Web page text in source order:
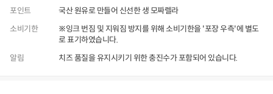
포인트
국산 원유로 만들어 신선한 생 모짜렐라
소비기한
※잉크 번짐 및 지워짐 방지를 위해 소비기한을 '포장 우측'에 별도
로 표기하였습니다.
알림
치즈 품질을 유지시키기 위한 충진수가 포함되어 있습니다.